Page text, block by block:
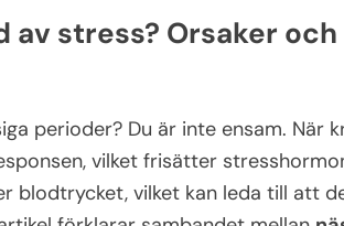
av stress? Orsaker
perioder? Du är inte ensam. När
vilket frisätter
blodtrycket, vilket kan leda till att